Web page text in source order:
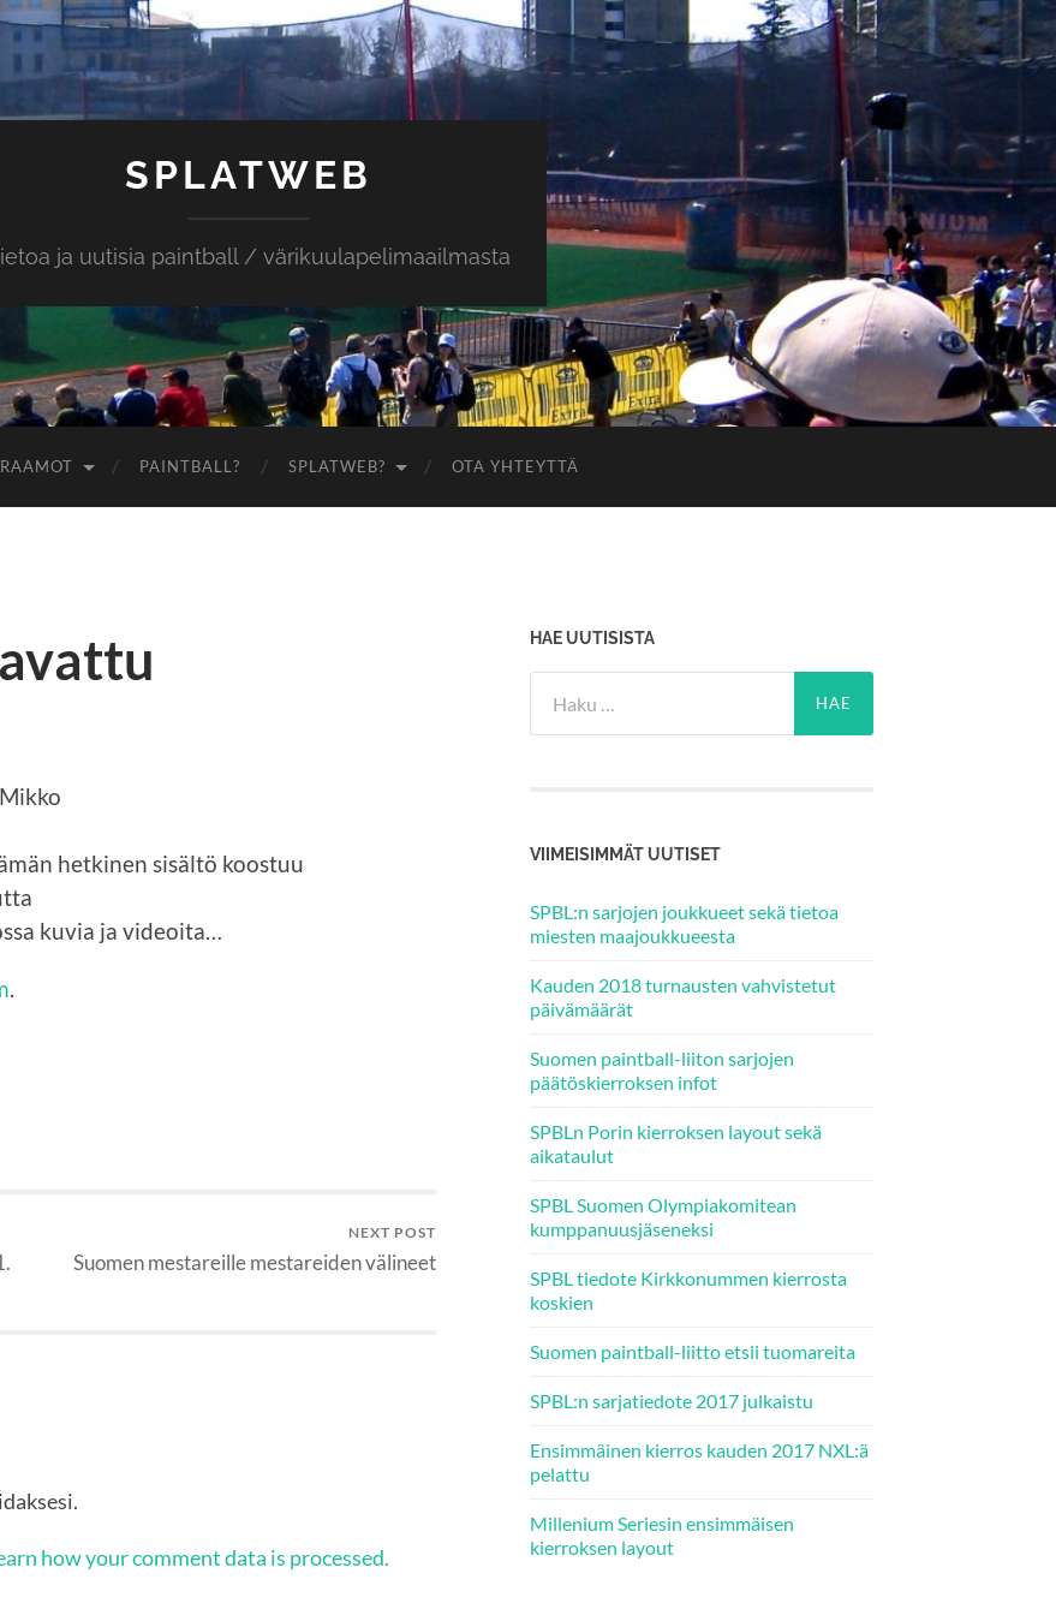
SPLATWEB
ja uutisia paintball / värikuulapelimaailmasta
PAINTBALL? SPLATWEB? OTA YHTEYTTÄ
hetkinen sisältö koostuu
kuvia ja videoita…
NEXT POST
Suomen mestareille mestareiden välineet
how your comment data is processed.
HAE UUTISISTA
VIIMEISIMMÄT UUTISET
SPBL:n sarjojen joukkueet sekä tietoa
miesten maajoukkueesta
Kauden 2018 turnausten vahvistetut
päivämäärät
Suomen paintball-liiton sarjojen
päätöskierroksen infot
SPBLn Porin kierroksen layout sekä
aikataulut
SPBL Suomen Olympiakomitean
kumppanuusjäseneksi
SPBL tiedote Kirkkonummen kierrosta
koskien
Suomen paintball-liitto etsii tuomareita
SPBL:n sarjatiedote 2017 julkaistu
Ensimmäinen kierros kauden 2017 NXL:ä
pelattu
Millenium Seriesin ensimmäisen
kierroksen layout